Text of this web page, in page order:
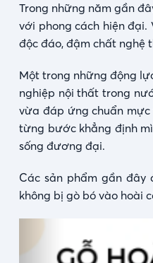
Trong những năm gần
với phong cách hiện đại.
độc đáo, đậm chất nghệ
Một trong những động
nghiệp nội thất trong
vừa đáp ứng chuẩn
từng bước khẳng định
sống đương đại.
Các sản phẩm gần
không bị gò bó vào hoài